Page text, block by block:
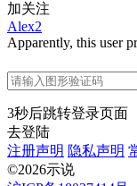
加关注
Alex2
Apparently, this user
3秒后跳转登录页面
去登陆
注册声明 隐私声明
©2026示说